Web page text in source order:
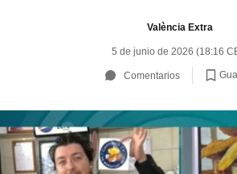
València Extra
5 de junio de 2026 (18:16
Comentarios